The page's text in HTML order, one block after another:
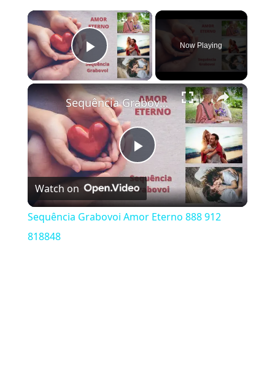
×
Play Video
Now Playing
×
Play Video
Sequência Grabovoi Amor Eterno 888 912 818848
Watch on
Sequência Grabovoi Amor Eterno 888 912
818848